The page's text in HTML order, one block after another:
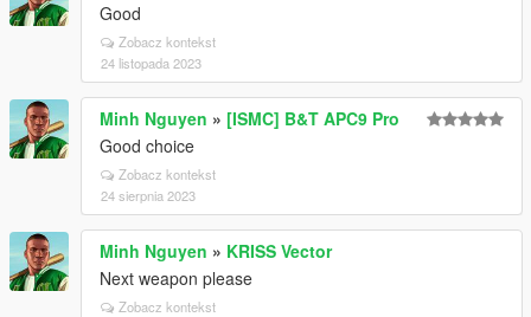
Good
Zobacz kontekst
24 listopada 2023
Minh Nguyen » [ISMC] B&T APC9 Pro
Good choice
Zobacz kontekst
24 sierpnia 2023
Minh Nguyen » KRISS Vector
Next weapon please
Zobacz kontekst